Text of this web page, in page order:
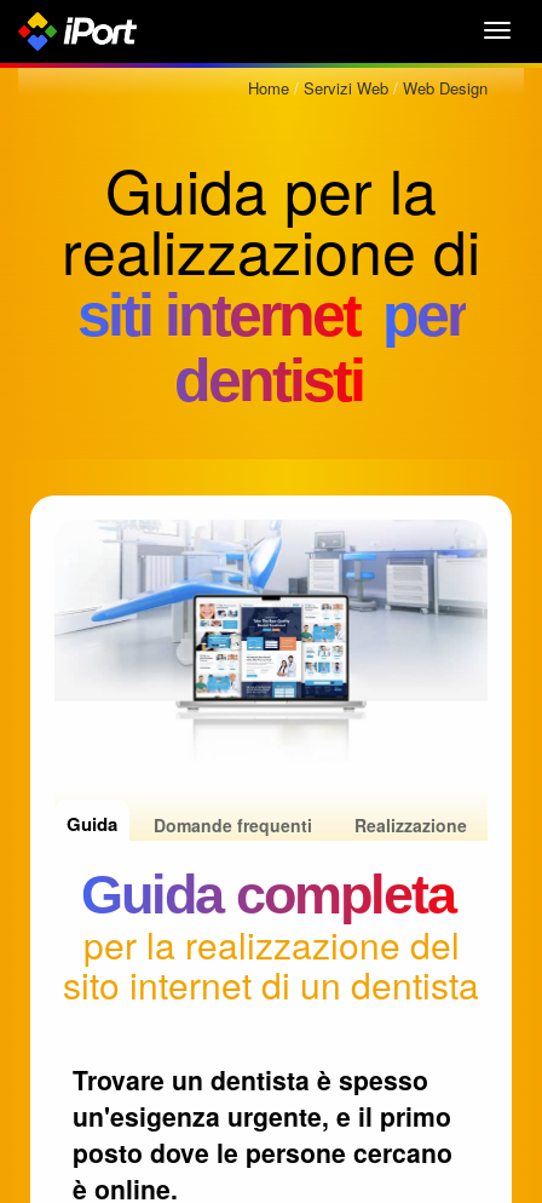
Home Servizi Web Web Design
Guida per la
realizzazione di
siti internet per
dentisti
Guida Domande frequenti Realizzazione
Guida completa
per la realizzazione del
sito internet di un dentista
Trovare un dentista è spesso
un'esigenza urgente, e il primo
posto dove le persone cercano
è online.